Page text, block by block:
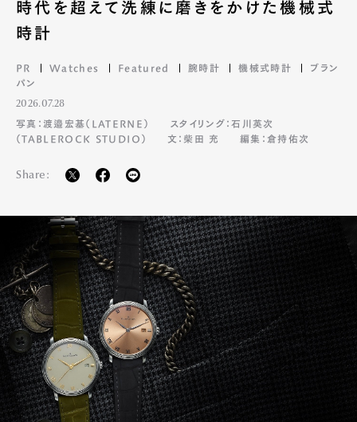
時代を超えて洗練に磨きをかけた機械式
時計
PR Watches Featured 腕時計 機械式時計
ブラン
パン
2026.07.28
写真：渡邉宏基（LATERNE）
スタイリング：石川英次
（TABLEROCK STUDIO）
文：柴田 充 編集：倉持佑次
Share: